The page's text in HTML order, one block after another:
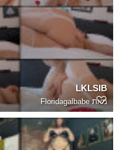
LKLSIB
מאתFloridagalbabe